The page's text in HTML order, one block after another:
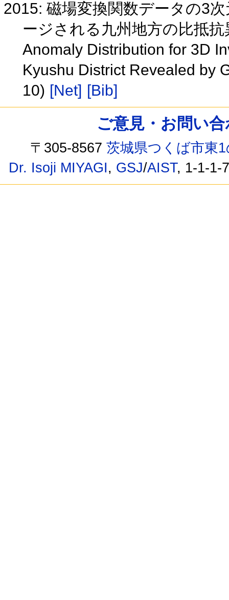
2015: 磁場変換関数データの3
ージされる九州地方の比抵
Anomaly Distribution for 3D
Kyushu District Revealed by
10) [Net] [Bib]
ご意見・お問い
〒305-8567茨城県つくば市東
Dr. Isoji MIYAGI, GSJ/AIST, 1-1-1-